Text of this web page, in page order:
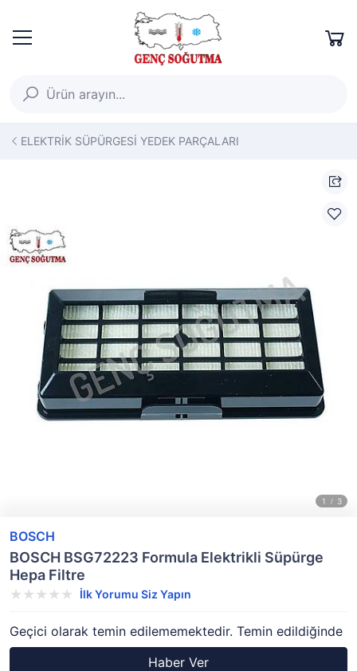
ELEKTRİK SÜPÜRGESİ YEDEK PARÇALARI
BOSCH
BOSCH BSG72223 Formula Elektrikli Süpürge
Hepa Filtre
İlk Yorumu Siz Yapın
Geçici olarak temin edilememektedir. Temin edildiğinde
Haber Ver